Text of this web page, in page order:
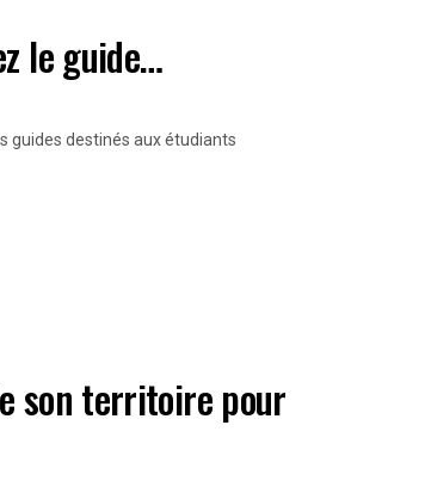
le guide…
guides destinés aux étudiants
son territoire pour